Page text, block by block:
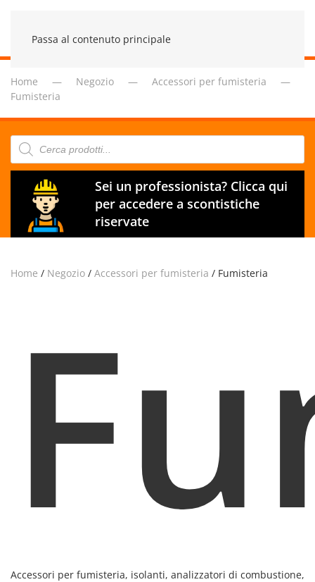
Passa al contenuto principale
Home Negozio
Accessori per fumisteria
Fumisteria
Products
search
Sei un professionista? Clicca qui
per accedere a scontistiche
riservate
Home / Negozio / Accessori per fumisteria / Fumisteria
Accessori per fumisteria, isolanti, analizzatori di combustione,